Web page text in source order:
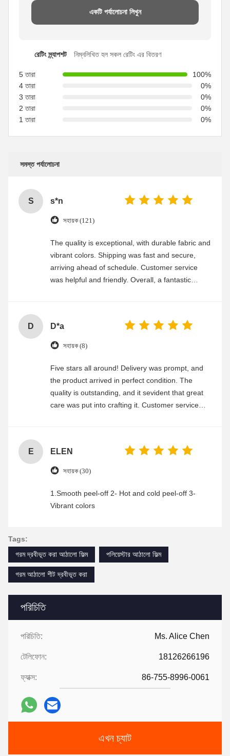
পরিচিতি
পরিচিতি: Ms. Alice Chen
টেলিফোন: 18126266196
ফ্যাক্স: 86-755-8996-0061
এখন চ্যাট
একটি পর্যালোচনা লিখুন
রেটিং স্ন্যাপশট নিম্নলিখিত হল সকল রেটিং এর বিতরণ
5 তারা
100%
4 তারা
0%
3 তারা
0%
2 তারা
0%
1 তারা
0%
সমস্ত পর্যালোচনা
S s*n
সহায়ক (121)
The quality is exceptional, with durable fabric and
vibrant colors. Shipping was fast and secure,
arriving ahead of schedule. Customer service
was helpful and friendly. Overall, a fantastic
D D*a
সহায়ক (8)
Five stars all around! Delivery was prompt, and
the product arrived in perfect condition. The
quality is outstanding, and it sevident that great
care was put into crafting it. Customer service
E ELEN
সহায়ক (30)
1.Smooth peel-off 2- Hot and cold peel-off 3-
Vibrant colors
Tags:
গরম দ্রবীভূত করা আঠালো ফিল্ম
পলিয়েস্টার আঠালো ফিল্ম
গরম আঠালো শীট দ্রবীভূত করা